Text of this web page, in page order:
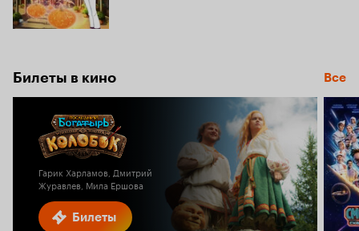
Билеты в кино Все
Билеты
Гарик Харламов, Дмитрий
Журавлев, Мила Ершова